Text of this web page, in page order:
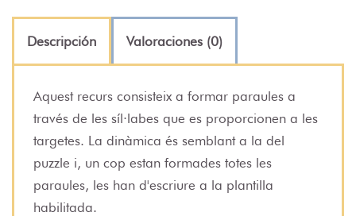
Descripción Valoraciones (0)
Aquest recurs consisteix a formar paraules a
través de les síl·labes que es proporcionen a les
targetes. La dinàmica és semblant a la del
puzzle i, un cop estan formades totes les
paraules, les han d'escriure a la plantilla
habilitada.